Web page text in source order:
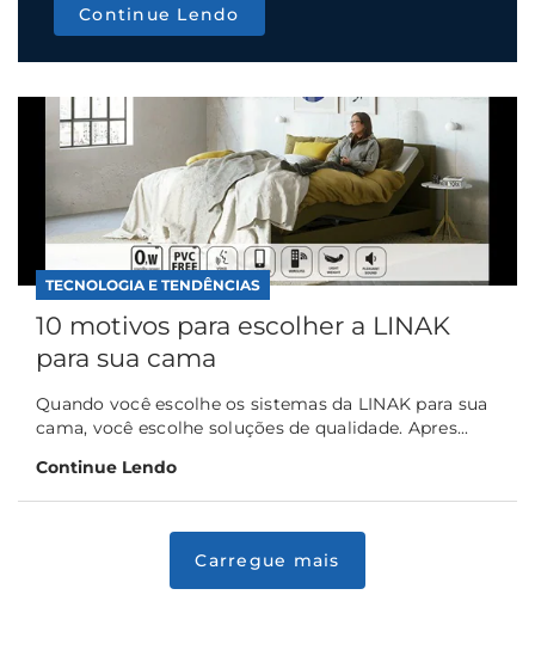
Continue Lendo
TECNOLOGIA E TENDÊNCIAS
10 motivos para escolher a LINAK
para sua cama
Quando você escolhe os sistemas da LINAK para sua
cama, você escolhe soluções de qualidade. Apres...
Continue Lendo